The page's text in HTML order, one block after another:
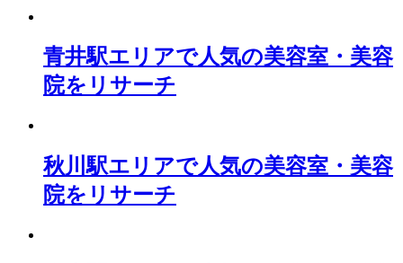
青井駅エリアで人気の美容室・美容
院をリサーチ
秋川駅エリアで人気の美容室・美容
院をリサーチ